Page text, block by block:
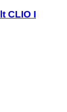
CLIO I